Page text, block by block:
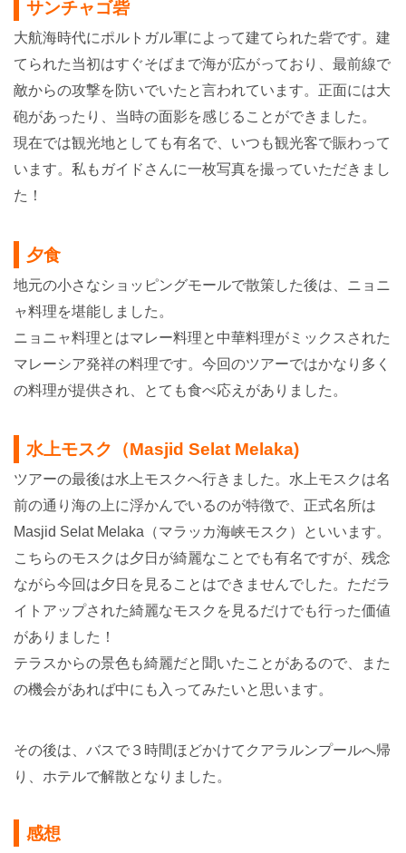
サンチャゴ砦
大航海時代にポルトガル軍によって建てられた砦です。 建
てられた当初はすぐそばまで海が広がっており、最前線で
敵からの攻撃を防いでいたと言われています。 正面には大
砲があったり、当時の面影を感じることができました。
現在では観光地としても有名で、いつも観光客で賑わって
います。 私もガイドさんに一枚写真を撮っていただきまし
た！
夕食
地元の小さなショッピングモールで散策した後は、ニョニ
ャ料理を堪能しました。
ニョニャ料理とはマレー料理と中華料理がミックスされた
マレーシア発祥の料理です。 今回のツアーではかなり多く
の料理が提供され、とても食べ応えがありました。
水上モスク（Masjid Selat Melaka)
ツアーの最後は水上モスクへ行きました。 水上モスクは名
前の通り海の上に浮かんでいるのが特徴で、正式名所は
Masjid Selat Melaka（マラッカ海峡モスク）といいます。
こちらのモスクは夕日が綺麗なことでも有名ですが、 残念
ながら今回は夕日を見ることはできませんでした。 ただラ
イトアップされた綺麗なモスクを見るだけでも行った価値
がありました！
テラスからの景色も綺麗だと聞いたことがあるので、また
の機会があれば中にも入ってみたいと思います。
その後は、バスで３時間ほどかけてクアラルンプールへ帰
り、ホテルで解散となりました。
感想